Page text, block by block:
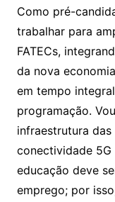
Como pré-
trabalhar para
FATECs,
da nova
em tempo
programação.
infraestrutura
conectividade
educação deve
emprego; por